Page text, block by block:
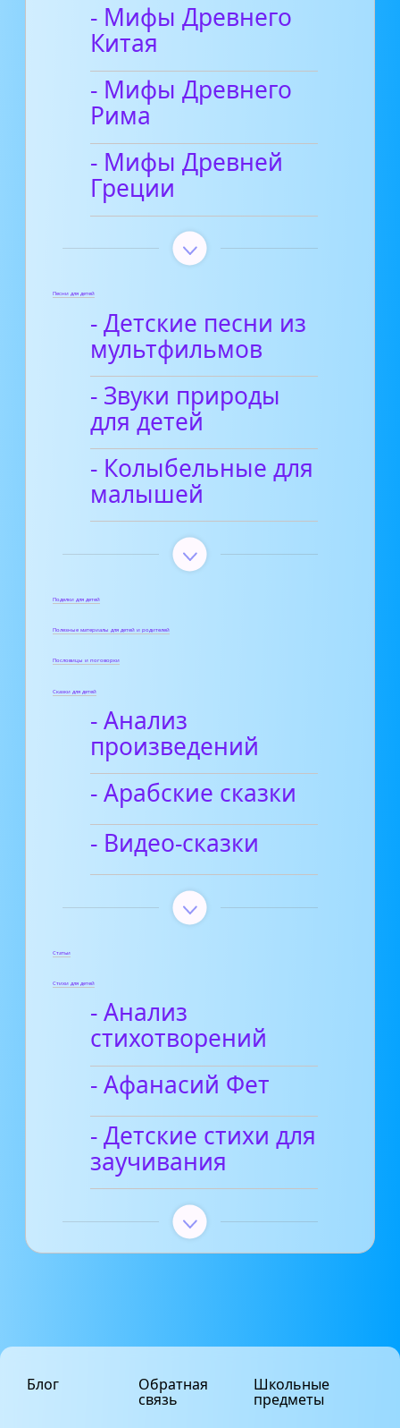
- Мифы Древнего
Китая
- Мифы Древнего
Рима
- Мифы Древней
Греции
Песни для детей
- Детские песни из
мультфильмов
- Звуки природы
для детей
- Колыбельные для
малышей
Поделки для детей
Полезные материалы для детей и родителей
Пословицы и поговорки
Сказки для детей
- Анализ
произведений
- Арабские сказки
- Видео-сказки
Статьи
Стихи для детей
- Анализ
стихотворений
- Афанасий Фет
- Детские стихи для
заучивания
Блог Обратная
связь
Школьные
предметы